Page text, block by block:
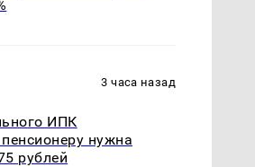
3 часа назад
ИПК
нужна
рублей